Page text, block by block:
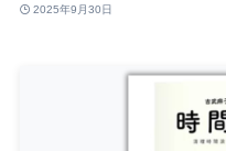
2025年9月30日